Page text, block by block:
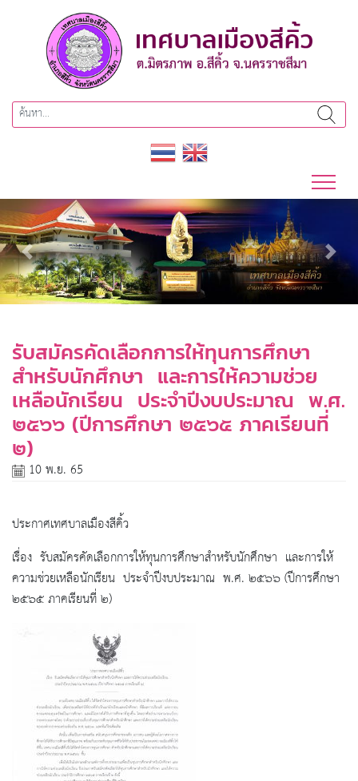
Previous Next
รับสมัครคัดเลือกการให้ทุนการศึกษา
สำหรับนักศึกษา และการให้ความช่วย
เหลือนักเรียน ประจำปีงบประมาณ พ.ศ.
๒๕๖๖ (ปีการศึกษา ๒๕๖๕ ภาคเรียนที่
๒)
10 พ.ย. 65
ประกาศเทศบาลเมืองสีคิ้ว
เรื่อง รับสมัครคัดเลือกการให้ทุนการศึกษาสำหรับนักศึกษา และการให้
ความช่วยเหลือนักเรียน ประจำปีงบประมาณ พ.ศ. ๒๕๖๖ (ปีการศึกษา
๒๕๖๕ ภาคเรียนที่ ๒)